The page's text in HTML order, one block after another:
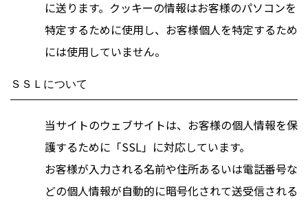
に送ります。クッキーの情報はお客様のパソコンを
特定するために使用し、お客様個人を特定するため
には使用していません。
ＳＳＬについて
当サイトのウェブサイトは、お客様の個人情報を保
護するために「SSL」に対応しています。
お客様が入力される名前や住所あるいは電話番号な
どの個人情報が自動的に暗号化されて送受信される